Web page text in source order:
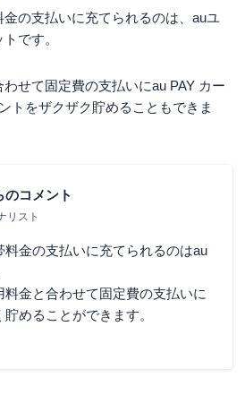
の支払いに充てられるのは、auユ
です。
せて固定費の支払いにau PAY カー
トをザクザク貯めることもできま
のコメント
リスト
料金の支払いに充てられるのはau
料金と合わせて固定費の支払いに
めることができます。